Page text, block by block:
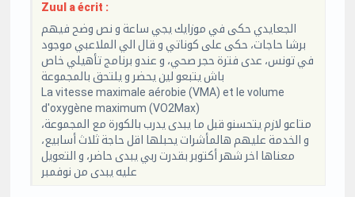
Zuul a écrit :
الجعايدي حكى في موزايك يجي ساعة و نص وضح فيهم
برشا حاجات، حكى على كوناتي و قال الي الملاعبي موجود
في تونس، عدى فترة حجر صحي، و عندو برنامج تأهيلي خاص
باش يتبعو لين يحضر و يلتحق بالمجموعة
La vitesse maximale aérobie (VMA) et le volume
d'oxygène maximum (VO2Max)
متاعو لازم يتحسنو قبل ما يبدى يدرب بالكورة مع المجموعة،
و الخدمة عليهم هالمأشرات يحبلها اقل حاجة ثلاث أسابيع،
معناها اخر شهر أكتوبر بقدرت ربي يبدى حاضر، و التعويل
عليه يبدى من نوفمبر